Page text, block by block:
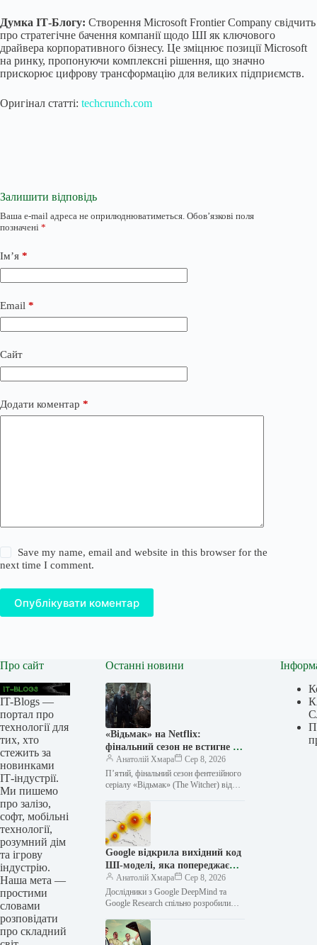
Думка ІТ-Блогу: Створення Microsoft Frontier Company свідчить
про стратегічне бачення компанії щодо ШІ як ключового
драйвера корпоративного бізнесу. Це зміцнює позиції Microsoft
на ринку, пропонуючи комплексні рішення, що значно
прискорює цифрову трансформацію для великих підприємств.
Оригінал статті: techcrunch.com
Залишити відповідь
Ваша e-mail адреса не оприлюднюватиметься. Обов’язкові поля
позначені *
Ім’я *
Email *
Сайт
Додати коментар *
Save my name, email and website in this browser for the
next time I comment.
Опублікувати коментар
Про сайт
IT-Blogs —
портал про
технології для
тих, хто
стежить за
новинками
ІТ-індустрії.
Ми пишемо
про залізо,
софт, мобільні
технології,
розумний дім
та ігрову
індустрію.
Наша мета —
простими
словами
розповідати
про складний
Останні новини
«Відьмак» на Netflix:
фінальний сезон не встигне до
2026-го, але це не кінець
історії
Анатолій Хмара
Сер 8, 2026
П’ятий, фінальний сезон фентезійного
серіалу «Відьмак» (The Witcher) від
поспішає з прем’єрою. Розв’язку
пригод Ґеральта…
Google відкрила вихідний код
ШІ-моделі, яка попереджає
про урагани
Анатолій Хмара
Сер 8, 2026
Дослідники з Google DeepMind та
Google Research спільно розробили
WeatherNext, яка, за їхніми словами,
забезпечує точні прогнози…